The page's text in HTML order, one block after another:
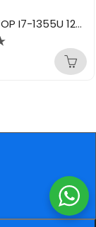
ASUS LAPTOP I7-1355U 12GB/512GB VIVOBOOK 14 X1404